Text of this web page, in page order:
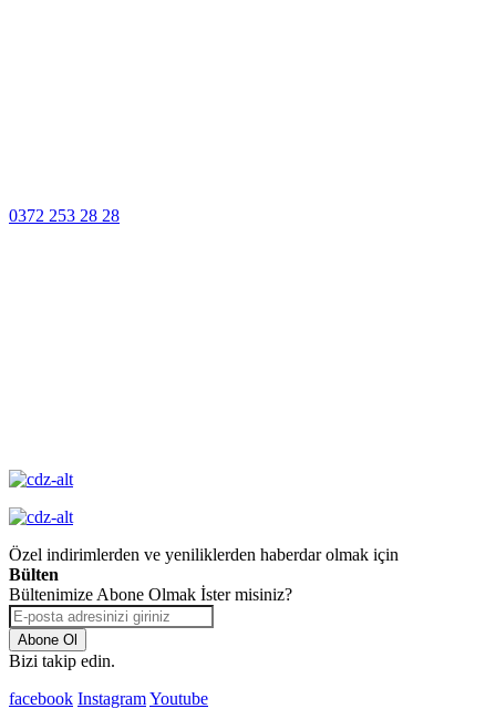
0372 253 28 28
Özel indirimlerden ve yeniliklerden haberdar olmak için
Bülten
Bültenimize Abone Olmak İster misiniz?
Abone Ol
Bizi takip edin.
facebook InstagramYoutube